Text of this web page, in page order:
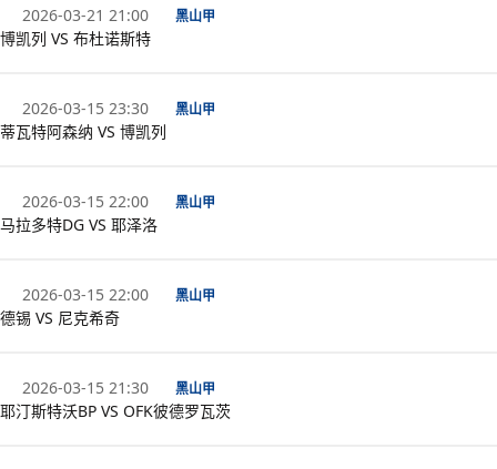
2026-03-21 21:00 黑山甲
博凯列 VS 布杜诺斯特
2026-03-15 23:30 黑山甲
蒂瓦特阿森纳 VS 博凯列
2026-03-15 22:00 黑山甲
马拉多特DG VS 耶泽洛
2026-03-15 22:00 黑山甲
德锡 VS 尼克希奇
2026-03-15 21:30 黑山甲
耶汀斯特沃BP VS OFK彼德罗瓦茨